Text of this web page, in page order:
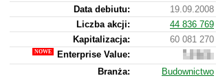
Data debiutu:
19.09.2008
Liczba akcji:
44 836 769
Kapitalizacja:
60 081 270
Enterprise Value:
103
270
Branża:
Budownictwo